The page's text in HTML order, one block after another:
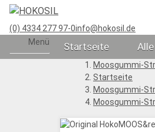
(0) 4334 277 97-0info@hokosil.de
Menü Startseite
Moosgummi-
Startseite
Moosgummi-
Moosgummi-